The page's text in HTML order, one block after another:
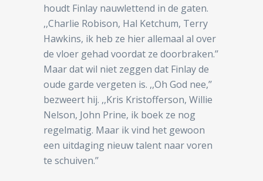
houdt Finlay nauwlettend in de gaten.
,,Charlie Robison, Hal Ketchum, Terry
Hawkins, ik heb ze hier allemaal al over
de vloer gehad voordat ze doorbraken.’’
Maar dat wil niet zeggen dat Finlay de
oude garde vergeten is. ,,Oh God nee,’’
bezweert hij. ,,Kris Kristofferson, Willie
Nelson, John Prine, ik boek ze nog
regelmatig. Maar ik vind het gewoon
een uitdaging nieuw talent naar voren
te schuiven.’’